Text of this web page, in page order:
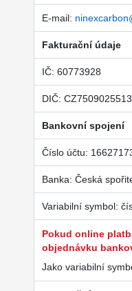
E-mail:
Fakturační údaje
IČ: 60773928
DIČ: CZ7509025513
Bankovní spojení
Číslo účtu:
Banka: Česká
Variabilní symbol:
Pokud online
objednávku
Jako variabilní